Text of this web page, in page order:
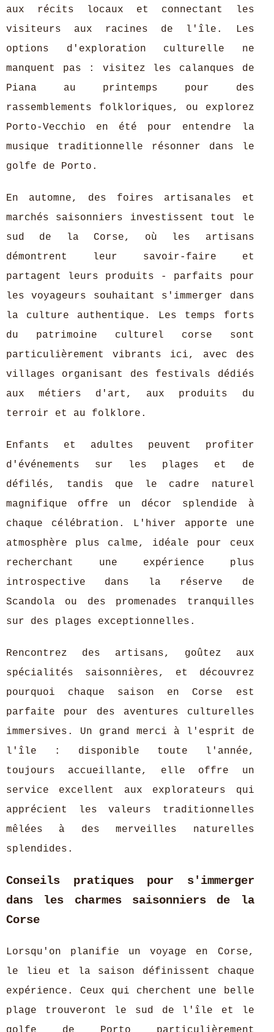
aux récits locaux et connectant les
visiteurs aux racines de l'île. Les
options d'exploration culturelle ne
manquent pas : visitez les calanques de
Piana au printemps pour des
rassemblements folkloriques, ou explorez
Porto-Vecchio en été pour entendre la
musique traditionnelle résonner dans le
golfe de Porto.
En automne, des foires artisanales et
marchés saisonniers investissent tout le
sud de la Corse, où les artisans
démontrent leur savoir-faire et
partagent leurs produits - parfaits pour
les voyageurs souhaitant s'immerger dans
la culture authentique. Les temps forts
du patrimoine culturel corse sont
particulièrement vibrants ici, avec des
villages organisant des festivals dédiés
aux métiers d'art, aux produits du
terroir et au folklore.
Enfants et adultes peuvent profiter
d'événements sur les plages et de
défilés, tandis que le cadre naturel
magnifique offre un décor splendide à
chaque célébration. L'hiver apporte une
atmosphère plus calme, idéale pour ceux
recherchant une expérience plus
introspective dans la réserve de
Scandola ou des promenades tranquilles
sur des plages exceptionnelles.
Rencontrez des artisans, goûtez aux
spécialités saisonnières, et découvrez
pourquoi chaque saison en Corse est
parfaite pour des aventures culturelles
immersives. Un grand merci à l'esprit de
l'île : disponible toute l'année,
toujours accueillante, elle offre un
service excellent aux explorateurs qui
apprécient les valeurs traditionnelles
mêlées à des merveilles naturelles
splendides.
Conseils pratiques pour s'immerger
dans les charmes saisonniers de la
Corse
Lorsqu'on planifie un voyage en Corse,
le lieu et la saison définissent chaque
expérience. Ceux qui cherchent une belle
plage trouveront le sud de l'île et le